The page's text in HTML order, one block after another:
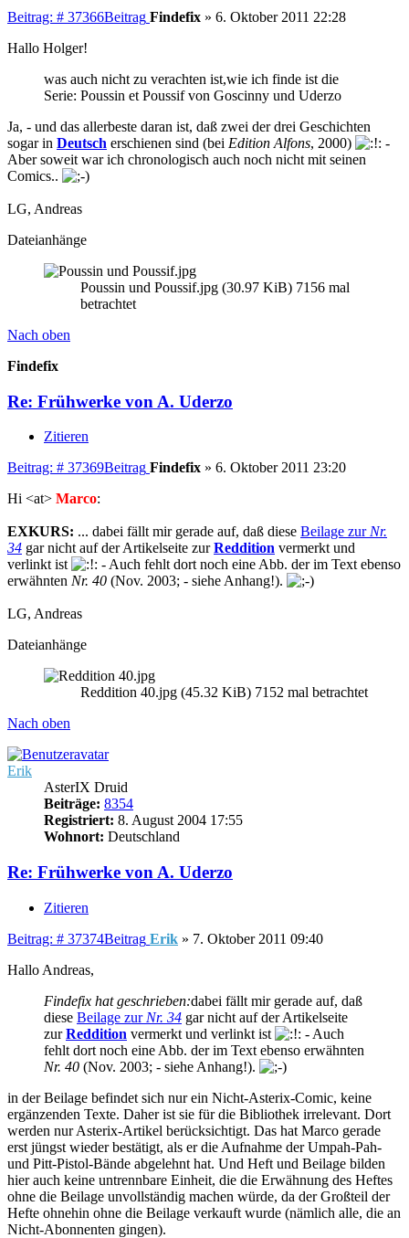
Beitrag: # 37366Beitrag Findefix » 6. Oktober 2011 22:28
Hallo Holger!
was auch nicht zu verachten ist,wie ich finde ist die
Serie: Poussin et Poussif von Goscinny und Uderzo
Ja, - und das allerbeste daran ist, daß zwei der drei Geschichten
sogar in Deutsch erschienen sind (bei Edition Alfons, 2000)
-
Aber soweit war ich chronologisch auch noch nicht mit seinen
Comics..
LG, Andreas
Dateianhänge
Poussin und Poussif.jpg (30.97 KiB) 7156 mal
betrachtet
Nach oben
Findefix
Re: Frühwerke von A. Uderzo
Zitieren
Beitrag: # 37369Beitrag Findefix » 6. Oktober 2011 23:20
Hi <at> Marco:
EXKURS: ... dabei fällt mir gerade auf, daß diese Beilage zur Nr.
34 gar nicht auf der Artikelseite zurReddition vermerkt und
verlinkt ist
- Auch fehlt dort noch eine Abb. der im Text ebenso
erwähnten Nr. 40 (Nov. 2003; - siehe Anhang!).
LG, Andreas
Dateianhänge
Reddition 40.jpg (45.32 KiB) 7152 mal betrachtet
Nach oben
Erik
AsterIX Druid
Beiträge: 8354
Registriert: 8. August 2004 17:55
Wohnort: Deutschland
Re: Frühwerke von A. Uderzo
Zitieren
Beitrag: # 37374Beitrag Erik » 7. Oktober 2011 09:40
Hallo Andreas,
Findefix hat geschrieben:dabei fällt mir gerade auf, daß
diese Beilage zur Nr. 34 gar nicht auf der Artikelseite
zurReddition vermerkt und verlinkt ist
- Auch
fehlt dort noch eine Abb. der im Text ebenso erwähnten
Nr. 40 (Nov. 2003; - siehe Anhang!).
in der Beilage befindet sich nur ein Nicht-Asterix-Comic, keine
ergänzenden Texte. Daher ist sie für die Bibliothek irrelevant. Dort
werden nur Asterix-Artikel berücksichtigt. Das hat Marco gerade
erst jüngst wieder bestätigt, als er die Aufnahme der Umpah-Pah-
und Pitt-Pistol-Bände abgelehnt hat. Und Heft und Beilage bilden
hier auch keine untrennbare Einheit, die die Erwähnung des Heftes
ohne die Beilage unvollständig machen würde, da der Großteil der
Hefte ohnehin ohne die Beilage verkauft wurde (nämlich alle, die an
Nicht-Abonnenten gingen).